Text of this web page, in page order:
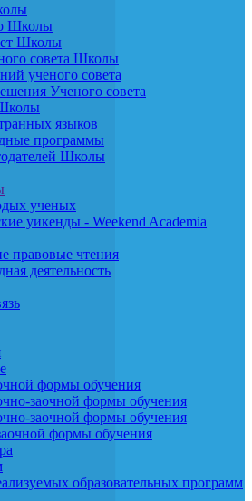
Школы
Школы
совета Школы
ученого совета
Ученого совета
языков
программы
Школы
ученых
уикенды - Weekend Academia
правовые чтения
деятельность
формы обучения
заочной формы обучения
заочной формы обучения
формы обучения
образовательных программ